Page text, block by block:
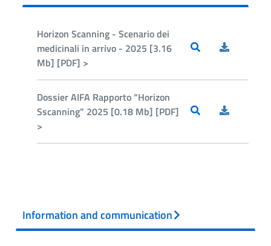
Horizon Scanning - Scenario dei
medicinali in arrivo - 2025 [3.16
Mb] [PDF] >
Dossier AIFA Rapporto “Horizon
Sscanning” 2025 [0.18 Mb] [PDF]
>
Information and communication